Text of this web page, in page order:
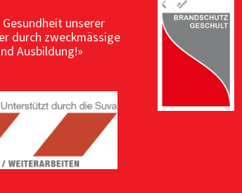
unserer
durch zweckmässige
Ausbildung!»